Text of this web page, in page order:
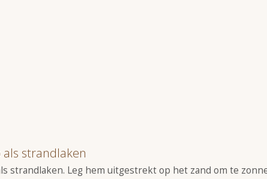
strandlaken
strandlaken. Leg hem uitgestrekt op het zand om te